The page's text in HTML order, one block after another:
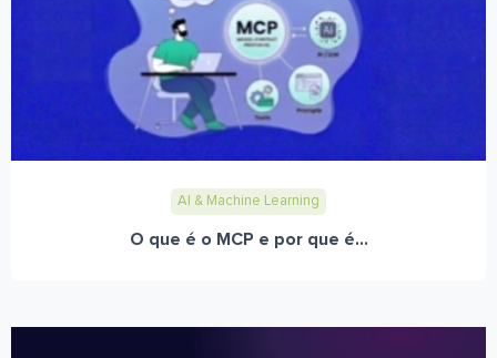
AI & Machine Learning
O que é o MCP e por que é...